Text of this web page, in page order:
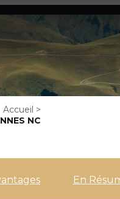
Accueil >
NC
En